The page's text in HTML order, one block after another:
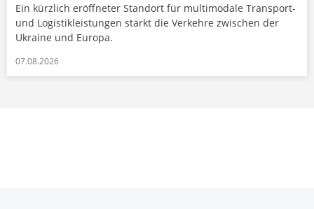
Ein kürzlich eröffneter Standort für multimodale Transport-
und Logistikleistungen stärkt die Verkehre zwischen der
Ukraine und Europa.
07.08.2026